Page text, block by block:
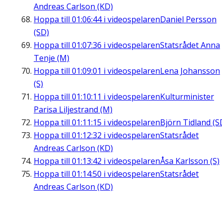
Andreas Carlson (KD)
Hoppa till 01:06:44i videospelarenDaniel Persson
(SD)
Hoppa till 01:07:36 i videospelarenStatsrådet Anna
Tenje (M)
Hoppa till 01:09:01 i videospelarenLena Johansson
(S)
Hoppa till 01:10:11 i videospelarenKulturminister
Parisa Liljestrand (M)
Hoppa till 01:11:15 i videospelarenBjörn Tidland
Hoppa till 01:12:32 i videospelarenStatsrådet
Andreas Carlson (KD)
Hoppa till 01:13:42 i videospelarenÅsa Karlsson (S)
Hoppa till 01:14:50 i videospelarenStatsrådet
Andreas Carlson (KD)